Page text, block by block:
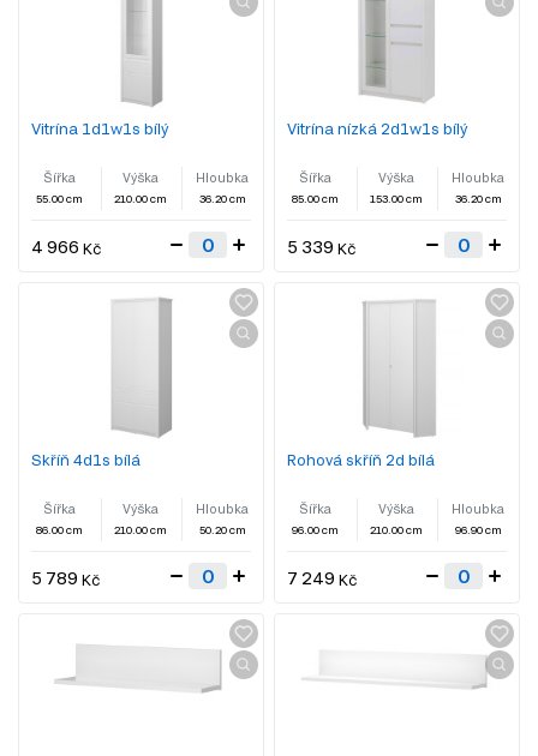
Vitrína 1d1w1s bílý
Šířka
55.00 cm
Výška
210.00 cm
Hloubka
36.20 cm
4 966 Kč
Vitrína nízká 2d1w1s bílý
Šířka
85.00 cm
Výška
153.00 cm
Hloubka
36.20 cm
5 339 Kč
Skříň 4d1s bílá
Šířka
86.00 cm
Výška
210.00 cm
Hloubka
50.20 cm
5 789 Kč
Rohová skříň 2d bílá
Šířka
96.00 cm
Výška
210.00 cm
Hloubka
96.90 cm
7 249 Kč